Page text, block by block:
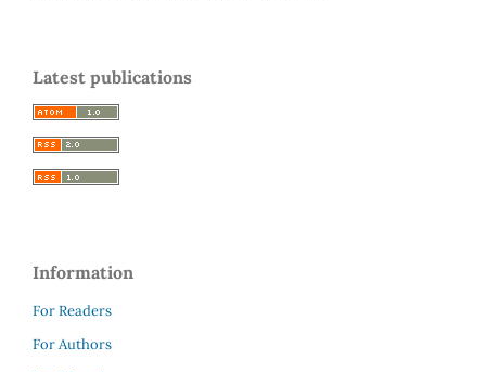
Latest publications
Information
For Readers
For Authors